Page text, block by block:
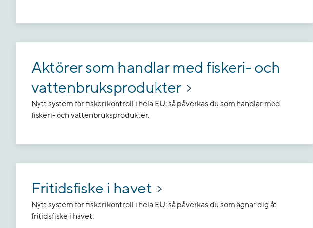
Aktörer som handlar med fiskeri- och
vattenbruksprodukter
Nytt system för fiskerikontroll i hela EU: så påverkas du som handlar med
fiskeri- och vattenbruksprodukter.
Fritidsfiske i havet
Nytt system för fiskerikontroll i hela EU: så påverkas du som ägnar dig åt
fritidsfiske i havet.